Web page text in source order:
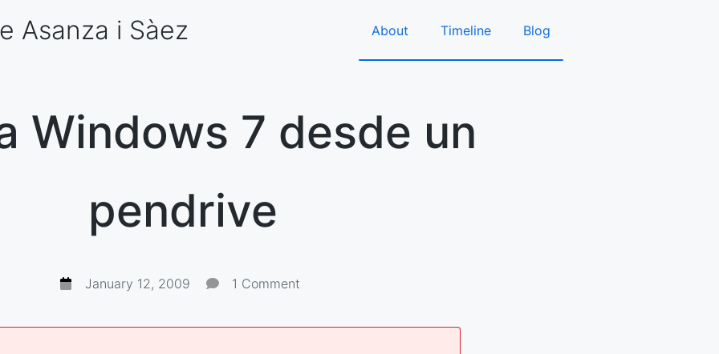
Asanza i Sàez About Timeline Blog
Windows 7 desde un
pendrive
January 12, 2009 1 Comment